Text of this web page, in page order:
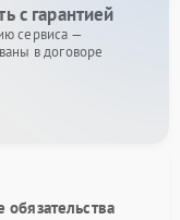
с гарантией
сервиса —
в договоре
обязательства